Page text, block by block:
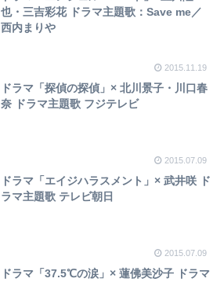
也・三吉彩花 ドラマ主題歌：Save me／
西内まりや
2015.11.19
ドラマ「探偵の探偵」× 北川景子・川口春
奈 ドラマ主題歌 フジテレビ
2015.07.09
ドラマ「エイジハラスメント」× 武井咲 ド
ラマ主題歌 テレビ朝日
2015.07.09
ドラマ「37.5℃の涙」× 蓮佛美沙子 ドラマ